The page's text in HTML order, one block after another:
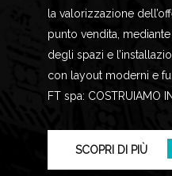
la valorizzazione
punto vendita,
degli spazi e
con layout moderni e
FT spa: COSTRUIAMO
SCOPRI DI PIÙ